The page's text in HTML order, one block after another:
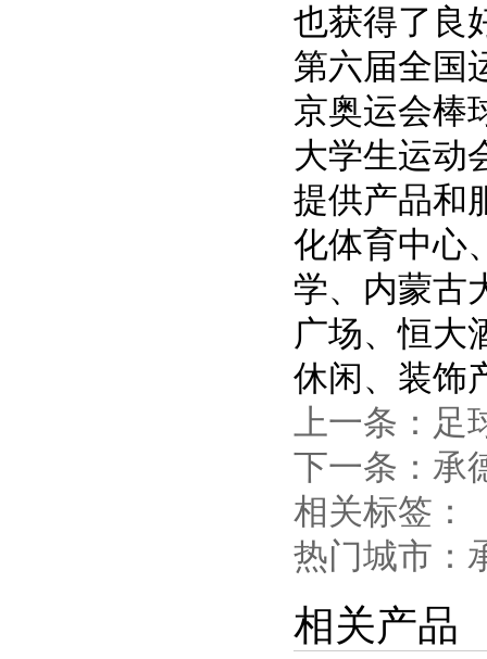
也获得了良
第六届全国
京奥运会棒
大学生运动
提供产品和
化体育中心
学、内蒙古
广场、恒大
休闲、装饰
上一条： 足
下一条： 承
相关标签：
热门城市：
相关产品